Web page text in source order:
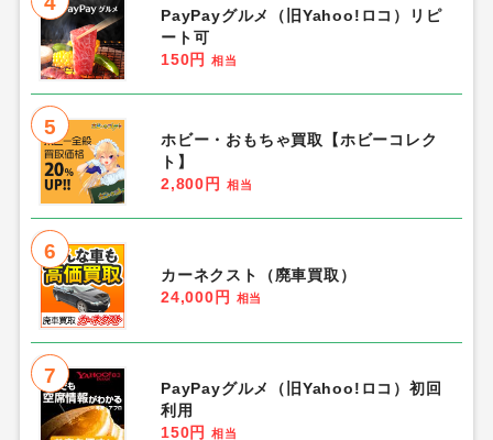
PayPayグルメ（旧Yahoo!ロコ）リピ
ート可
150円
相当
5
ホビー・おもちゃ買取【ホビーコレク
ト】
2,800円
相当
6
カーネクスト（廃車買取）
24,000円
相当
7
PayPayグルメ（旧Yahoo!ロコ）初回
利用
150円
相当